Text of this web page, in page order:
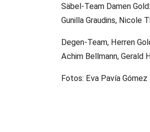
Am dritten Tag der WM haben die
Säbel-Team Damen Gold:
Gunilla Graudins, Nicole
Degen-Team, Herren
Achim Bellmann, Gerald
Fotos: Eva Pavía Gómez